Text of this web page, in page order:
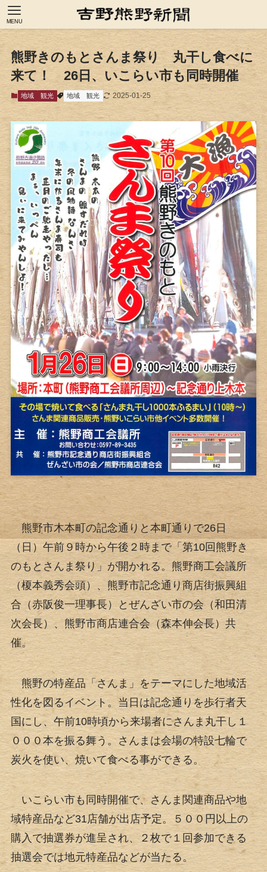
MENU
熊野きのもとさんま祭り 丸干し食べに
来て！ 26日、いこらい市も同時開催
地域 観光 地域 観光 2025-01-25
熊野市木本町の記念通りと本町通りで26日
（日）午前９時から午後２時まで「第10回熊野き
のもとさんま祭り」が開かれる。熊野商工会議所
（榎本義秀会頭）、熊野市記念通り商店街振興組
合（赤阪俊一理事長）とぜんざい市の会（和田清
次会長）、熊野市商店連合会（森本伸会長）共
催。
熊野の特産品「さんま」をテーマにした地域活
性化を図るイベント。当日は記念通りを歩行者天
国にし、午前10時頃から来場者にさんま丸干し１
０００本を振る舞う。さんまは会場の特設七輪で
炭火を使い、焼いて食べる事ができる。
いこらい市も同時開催で、さんま関連商品や地
域特産品など31店舗が出店予定。５００円以上の
購入で抽選券が進呈され、２枚で１回参加できる
抽選会では地元特産品などが当たる。